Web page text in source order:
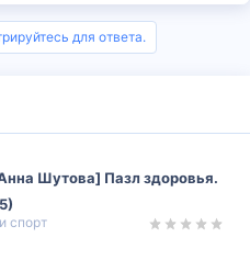
для ответа.
Шутова] Пазл здоровья.
спорт